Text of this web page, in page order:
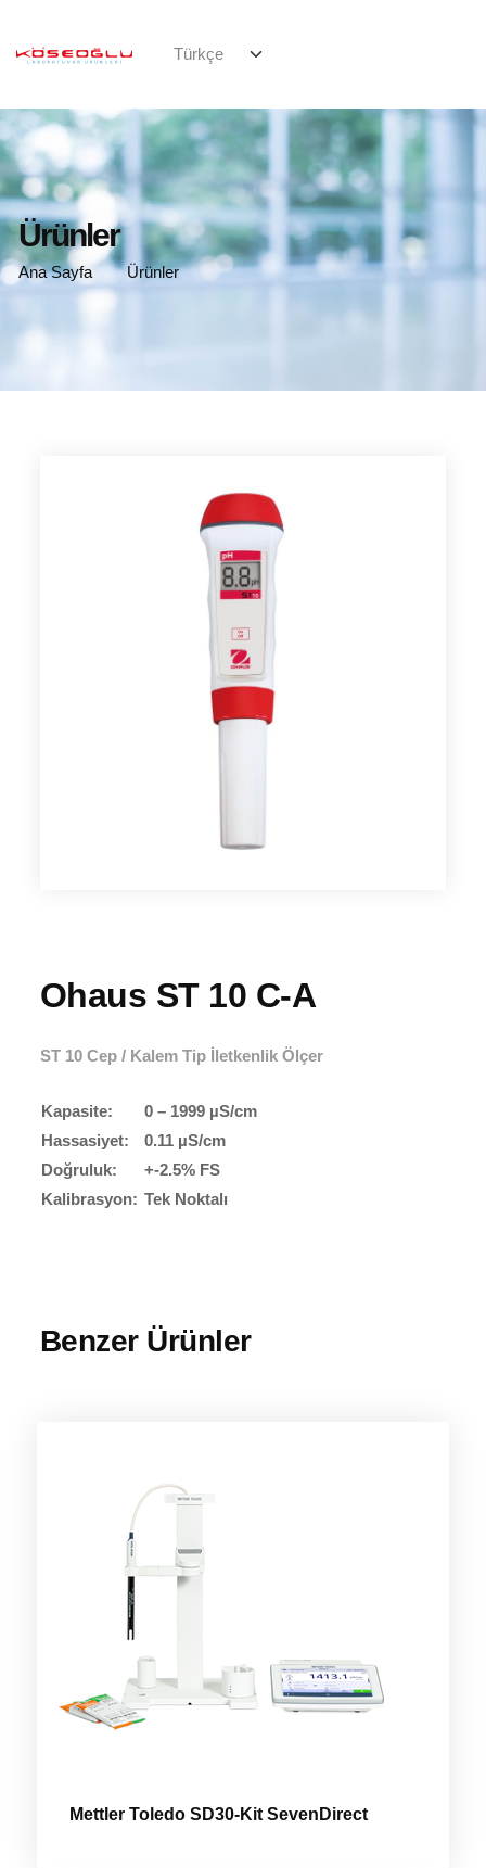
Ürünler
Ana Sayfa Ürünler
Ohaus ST 10 C-A
ST 10 Cep / Kalem Tip İletkenlik Ölçer
Kapasite:
0 – 1999 µS/cm
Hassasiyet:
0.11 µS/cm
Doğruluk:
+-2.5% FS
Kalibrasyon: Tek Noktalı
Benzer Ürünler
Mettler Toledo SD30-Kit SevenDirect